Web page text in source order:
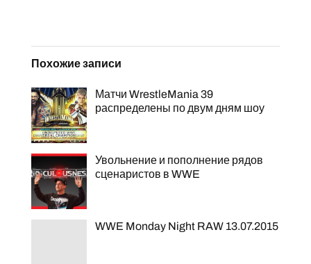
Похожие записи
Матчи WrestleMania 39
распределены по двум дням шоу
Увольнение и пополнение рядов
сценаристов в WWE
WWE Monday Night RAW 13.07.2015